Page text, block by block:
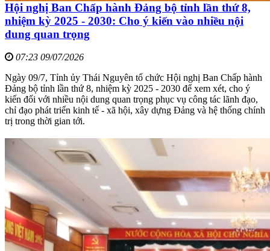
Hội nghị Ban Chấp hành Đảng bộ tỉnh lần thứ 8,
nhiệm kỳ 2025 - 2030: Cho ý kiến vào nhiều nội
dung quan trọng
07:23 09/07/2026
Ngày 09/7, Tỉnh ủy Thái Nguyên tổ chức Hội nghị Ban Chấp hành
Đảng bộ tỉnh lần thứ 8, nhiệm kỳ 2025 - 2030 để xem xét, cho ý
kiến đối với nhiều nội dung quan trọng phục vụ công tác lãnh đạo,
chỉ đạo phát triển kinh tế - xã hội, xây dựng Đảng và hệ thống chính
trị trong thời gian tới.